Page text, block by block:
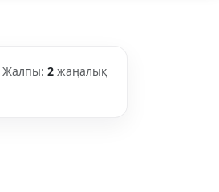
Жалпы: 2 жаңалық